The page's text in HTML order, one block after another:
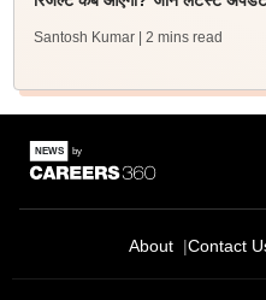
Santosh Kumar | 2 mins read
About Contact